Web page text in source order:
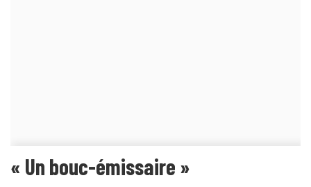
« Un bouc-émissaire »